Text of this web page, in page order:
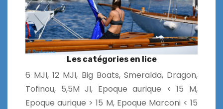
Les catégories en lice
6 MJI, 12 MJI, Big Boats, Smeralda, Dragon,
Tofinou, 5,5M JI, Epoque aurique < 15 M,
Epoque aurique > 15 M, Epoque Marconi < 15